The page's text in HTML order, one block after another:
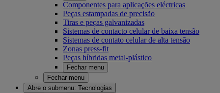
Componentes para aplicações eléctricas
Peças estampadas de precisão
Tiras e peças galvanizadas
Sistemas de contacto celular de baixa tensão
Sistemas de contato celular de alta tensão
Zonas press-fit
Peças híbridas metal-plástico
Fechar menu
Fechar menu
Abre o submenu: Tecnologias